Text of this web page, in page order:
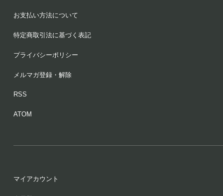
お支払い方法について
特定商取引法に基づく表記
プライバシーポリシー
メルマガ登録・解除
RSS
ATOM
マイアカウント